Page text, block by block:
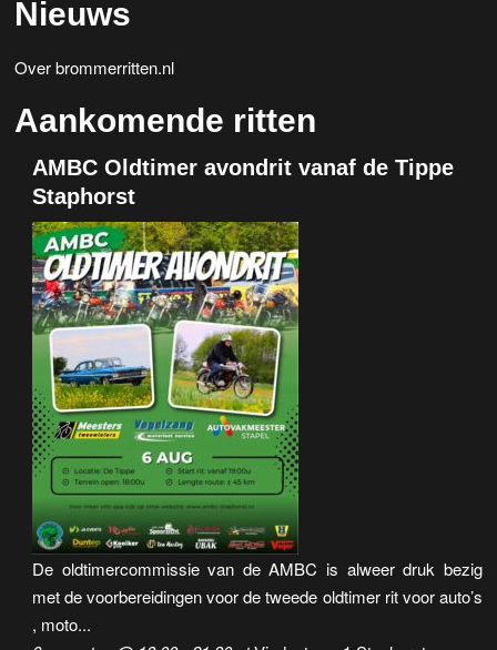
Nieuws
Over brommerritten.nl
Aankomende ritten
AMBC Oldtimer avondrit vanaf de Tippe
Staphorst
De oldtimercommissie van de AMBC is alweer druk bezig
met de voorbereidingen voor de tweede oldtimer rit voor auto’s
, moto...